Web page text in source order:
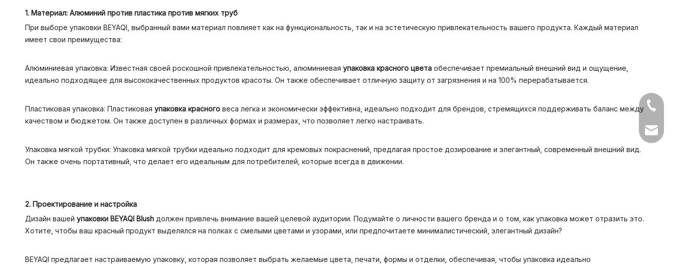
1. Материал: Алюминий против пластика против мягких труб
При выборе упаковки BEYAQI, выбранный вами материал повлияет как на функциональность, так и на эстетическую привлекательность вашего продукта. Каждый материал
имеет свои преимущества:
Алюминиевая упаковка: Известная своей роскошной привлекательностью, алюминиевая упаковка красного цвета обеспечивает премиальный внешний вид и ощущение,
идеально подходящее для высококачественных продуктов красоты. Он также обеспечивает отличную защиту от загрязнения и на 100% перерабатывается.
Пластиковая упаковка: Пластиковая упаковка красного веса легка и экономически эффективна, идеально подходит для брендов, стремящихся поддерживать баланс между
качеством и бюджетом. Он также доступен в различных формах и размерах, что позволяет легко настраивать.
Упаковка мягкой трубки: Упаковка мягкой трубки идеально подходит для кремовых покраснений, предлагая простое дозирование и элегантный, современный внешний вид.
Он также очень портативный, что делает его идеальным для потребителей, которые всегда в движении.
2. Проектирование и настройка
Дизайн вашей упаковки BEYAQI Blush должен привлечь внимание вашей целевой аудитории. Подумайте о личности вашего бренда и о том, как упаковка может отразить это.
Хотите, чтобы ваш красный продукт выделялся на полках с смелыми цветами и узорами, или предпочитаете минималистический, элегантный дизайн?
BEYAQI предлагает настраиваемую упаковку, которая позволяет выбрать желаемые цвета, печати, формы и отделки, обеспечивая, чтобы упаковка идеально
+86-